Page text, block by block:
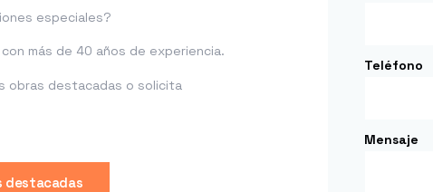
especiales?
más de 40 años de experiencia.
obras destacadas o solicita
destacadas
Teléfono
Mensaje